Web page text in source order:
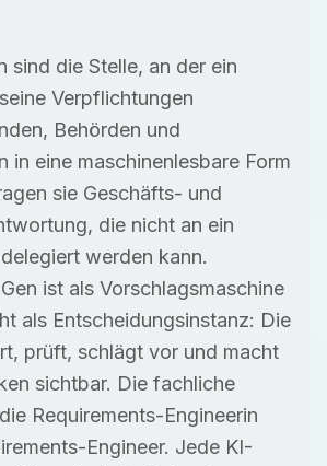
sind die Stelle, an der ein
Verpflichtungen
Behörden und
in eine maschinenlesbare Form
sie Geschäfts- und
die nicht an ein
werden kann.
ist als Vorschlagsmaschine
als Entscheidungsinstanz: Die
prüft, schlägt vor und macht
sichtbar. Die fachliche
Requirements-Engineerin
Engineer. Jede KI-